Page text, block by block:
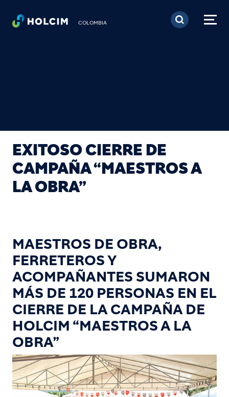
Pasar al contenido
COLOMBIA
EXITOSO CIERRE DE
CAMPAÑA “MAESTROS A
LA OBRA”
MAESTROS DE OBRA,
FERRETEROS Y
ACOMPAÑANTES SUMARON
MÁS DE 120 PERSONAS EN EL
CIERRE DE LA CAMPAÑA DE
HOLCIM “MAESTROS A LA
OBRA”